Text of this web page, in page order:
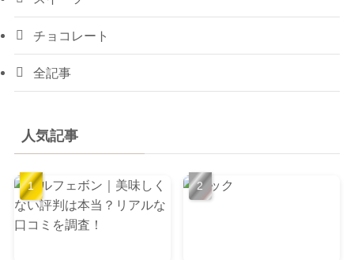
チョコレート
全記事
人気記事